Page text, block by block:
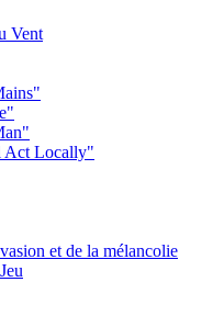
Vent
Act Locally"
et de la mélancolie